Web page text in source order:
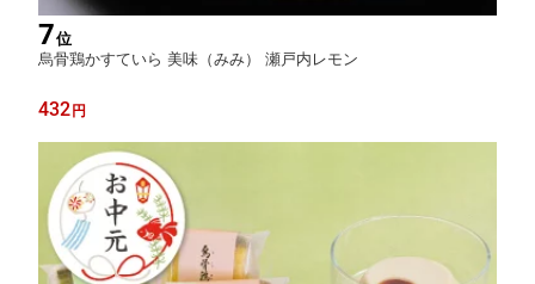
7位
烏骨鶏かすていら 美味（みみ） 瀬戸内レモン
432円